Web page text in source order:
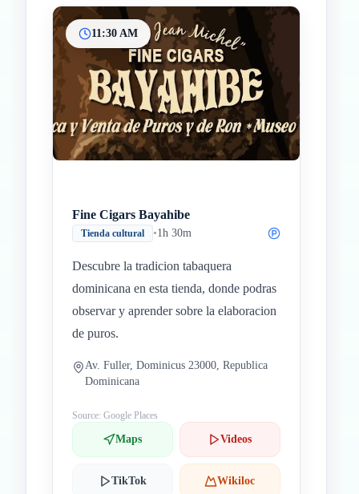
11:30 AM
Fine Cigars Bayahibe
Tienda cultural •1h 30m
Descubre la tradicion tabaquera
dominicana en esta tienda, donde podras
observar y aprender sobre la elaboracion
de puros.
Av. Fuller, Dominicus 23000, Republica
Dominicana
Source: Google Places
Maps Videos
TikTok Wikiloc